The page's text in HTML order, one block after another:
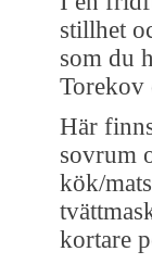
stillhet
som du
Torekov
Här
sovrum
kök/
kortare